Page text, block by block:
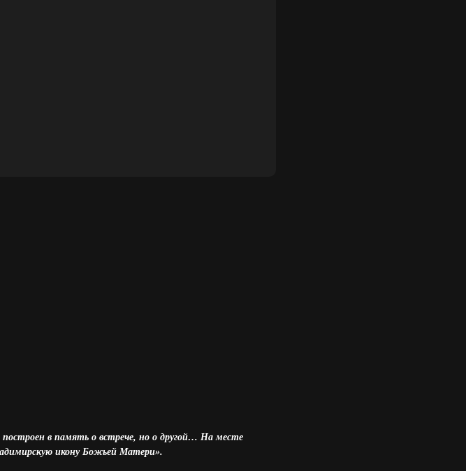
в память о встрече, но о другой… На месте
икону Божьей Матери».